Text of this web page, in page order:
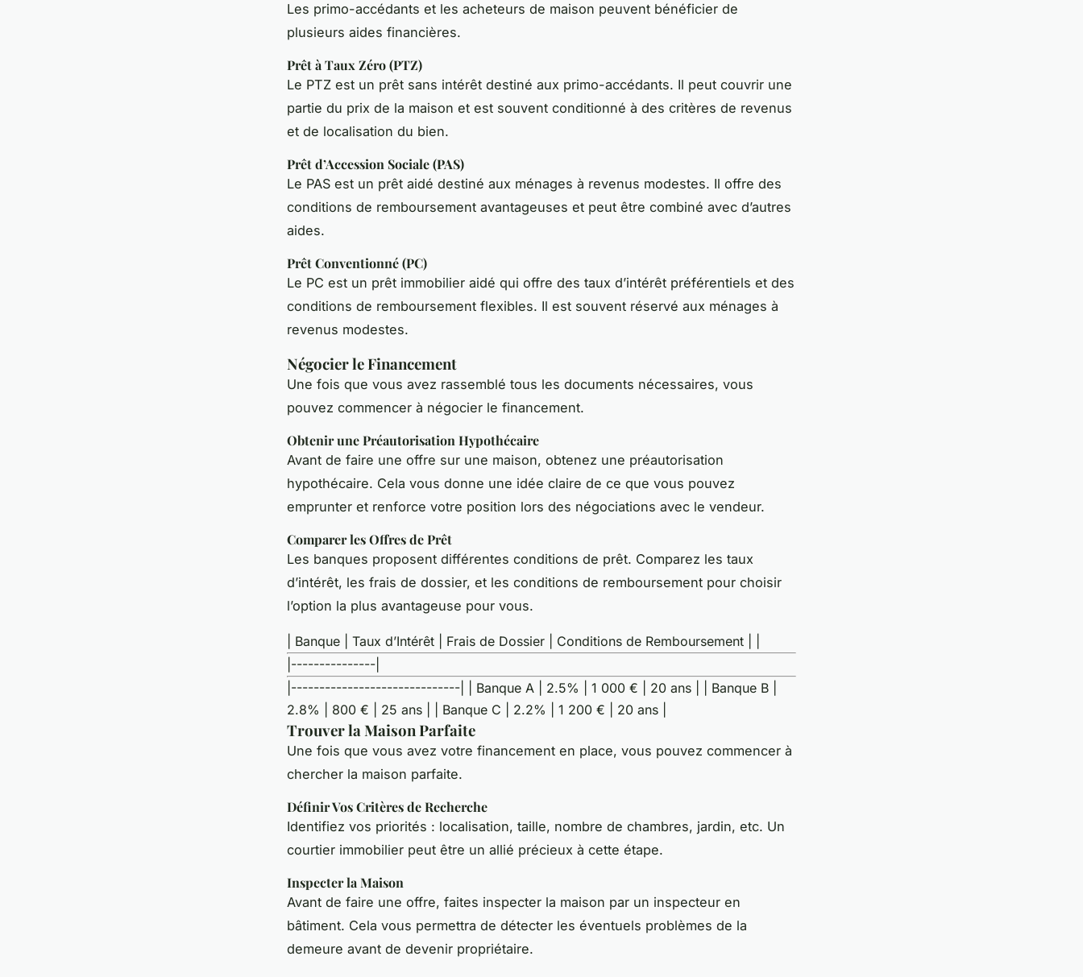
Les primo-accédants et les acheteurs de maison peuvent bénéficier de
plusieurs aides financières.
Prêt à Taux Zéro (PTZ)
Le PTZ est un prêt sans intérêt destiné aux primo-accédants. Il peut couvrir une
partie du prix de la maison et est souvent conditionné à des critères de revenus
et de localisation du bien.
Prêt d’Accession Sociale (PAS)
Le PAS est un prêt aidé destiné aux ménages à revenus modestes. Il offre des
conditions de remboursement avantageuses et peut être combiné avec d’autres
aides.
Prêt Conventionné (PC)
Le PC est un prêt immobilier aidé qui offre des taux d’intérêt préférentiels et des
conditions de remboursement flexibles. Il est souvent réservé aux ménages à
revenus modestes.
Négocier le Financement
Une fois que vous avez rassemblé tous les documents nécessaires, vous
pouvez commencer à négocier le financement.
Obtenir une Préautorisation Hypothécaire
Avant de faire une offre sur une maison, obtenez une préautorisation
hypothécaire. Cela vous donne une idée claire de ce que vous pouvez
emprunter et renforce votre position lors des négociations avec le vendeur.
Comparer les Offres de Prêt
Les banques proposent différentes conditions de prêt. Comparez les taux
d’intérêt, les frais de dossier, et les conditions de remboursement pour choisir
l’option la plus avantageuse pour vous.
| Banque | Taux d’Intérêt | Frais de Dossier | Conditions de Remboursement | |
|---------------|
|------------------------------| | Banque A | 2.5% | 1 000 € | 20 ans | | Banque B |
2.8% | 800 € | 25 ans | | Banque C | 2.2% | 1 200 € | 20 ans |
Trouver la Maison Parfaite
Une fois que vous avez votre financement en place, vous pouvez commencer à
chercher la maison parfaite.
Définir Vos Critères de Recherche
Identifiez vos priorités : localisation, taille, nombre de chambres, jardin, etc. Un
courtier immobilier peut être un allié précieux à cette étape.
Inspecter la Maison
Avant de faire une offre, faites inspecter la maison par un inspecteur en
bâtiment. Cela vous permettra de détecter les éventuels problèmes de la
demeure avant de devenir propriétaire.